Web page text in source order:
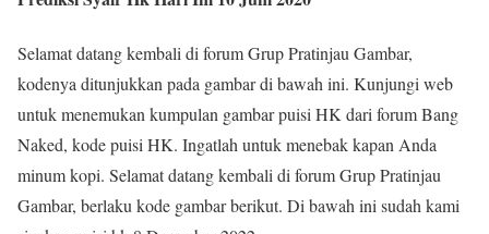
Selamat datang kembali di forum Grup Pratinjau Gambar,
kodenya ditunjukkan pada gambar di bawah ini. Kunjungi web
untuk menemukan kumpulan gambar puisi HK dari forum Bang
Naked, kode puisi HK. Ingatlah untuk menebak kapan Anda
minum kopi. Selamat datang kembali di forum Grup Pratinjau
Gambar, berlaku kode gambar berikut. Di bawah ini sudah kami